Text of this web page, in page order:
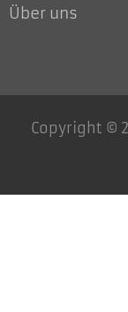
Über uns
Copyright ©